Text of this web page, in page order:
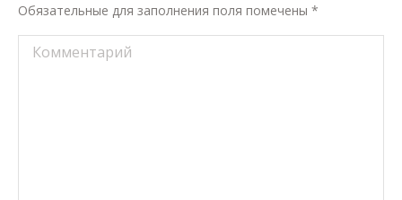
Обязательные для заполнения поля помечены *
Комментарий